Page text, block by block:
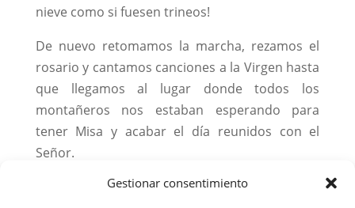
Gestionar consentimiento
nieve como si fuesen trineos!
De nuevo retomamos la marcha, rezamos el
rosario y cantamos canciones a la Virgen hasta
que llegamos al lugar donde todos los
montañeros nos estaban esperando para
tener Misa y acabar el día reunidos con el
Señor.
Al terminar nos montamos en los autobuses y